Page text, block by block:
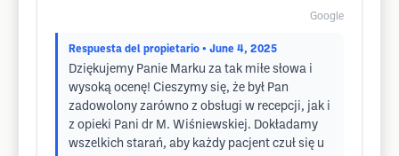
Google
Respuesta del propietario • June 4, 2025
Dziękujemy Panie Marku za tak miłe słowa i
wysoką ocenę! Cieszymy się, że był Pan
zadowolony zarówno z obsługi w recepcji, jak i
z opieki Pani dr M. Wiśniewskiej. Dokładamy
wszelkich starań, aby każdy pacjent czuł się u